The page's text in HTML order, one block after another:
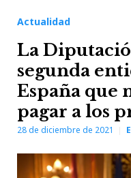
Actualidad
La
segunda
España que
pagar a los
28 de diciembre de 2021